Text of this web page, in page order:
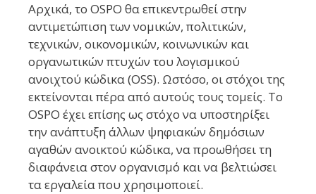
Αρχικά, το OSPO θα επικεντρωθεί στην
αντιμετώπιση των νομικών, πολιτικών,
τεχνικών, οικονομικών, κοινωνικών και
οργανωτικών πτυχών του λογισμικού
ανοιχτού κώδικα (OSS). Ωστόσο, οι στόχοι της
εκτείνονται πέρα από αυτούς τους τομείς. Το
OSPO έχει επίσης ως στόχο να υποστηρίξει
την ανάπτυξη άλλων ψηφιακών δημόσιων
αγαθών ανοικτού κώδικα, να προωθήσει τη
διαφάνεια στον οργανισμό και να βελτιώσει
τα εργαλεία που χρησιμοποιεί.